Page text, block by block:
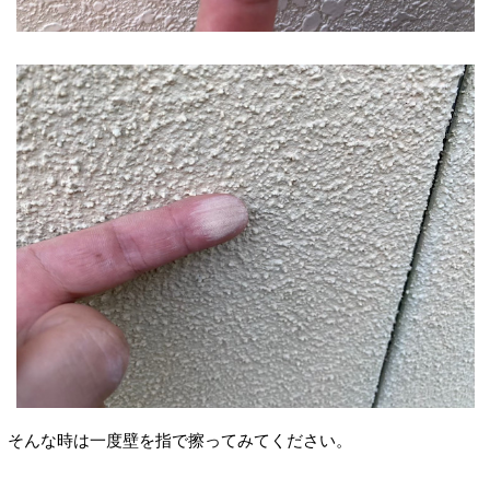
そんな時は一度壁を指で擦ってみてください。